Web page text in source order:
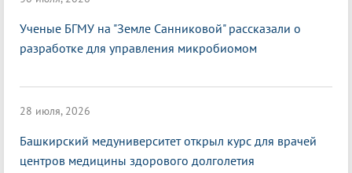
Ученые БГМУ на "Земле Санниковой" рассказали о
разработке для управления микробиомом
28 июля, 2026
Башкирский медуниверситет открыл курс для врачей
центров медицины здорового долголетия